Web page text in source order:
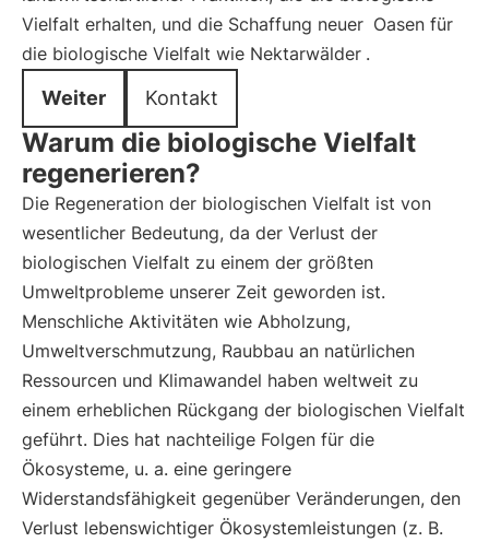
Vielfalt erhalten, und die Schaffung neuer Oasen für
die biologische Vielfalt wie Nektarwälder .
Weiter Kontakt
Warum die biologische Vielfalt
regenerieren?
Die Regeneration der biologischen Vielfalt ist von
wesentlicher Bedeutung, da der Verlust der
biologischen Vielfalt zu einem der größten
Umweltprobleme unserer Zeit geworden ist.
Menschliche Aktivitäten wie Abholzung,
Umweltverschmutzung, Raubbau an natürlichen
Ressourcen und Klimawandel haben weltweit zu
einem erheblichen Rückgang der biologischen Vielfalt
geführt. Dies hat nachteilige Folgen für die
Ökosysteme, u. a. eine geringere
Widerstandsfähigkeit gegenüber Veränderungen, den
Verlust lebenswichtiger Ökosystemleistungen (z. B.